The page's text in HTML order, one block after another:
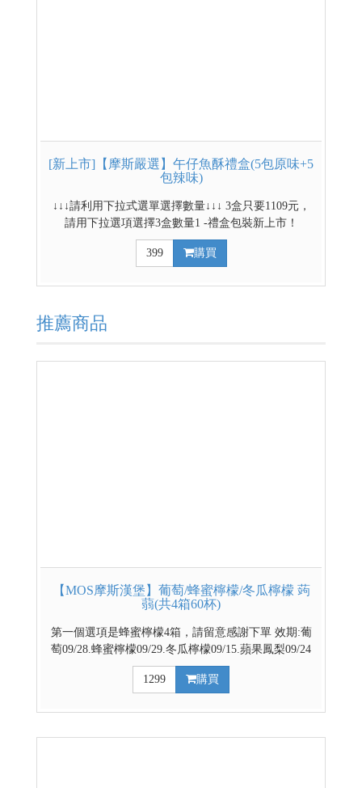
[新上市]【摩斯嚴選】午仔魚酥禮盒(5包原味+5
包辣味)
↓↓↓請利用下拉式選單選擇數量↓↓↓ 3盒只要1109元，
請用下拉選項選擇3盒數量1 -禮盒包裝新上市！
-20g*10包/盒(辣味/原味 各五包) -小包裝易食易保存 -
台灣魚肉含肉率最高的魚餅乾(高達50%) -即拆即食，
399 購買
推薦商品
【MOS摩斯漢堡】葡萄/蜂蜜檸檬/冬瓜檸檬 蒟
蒻(共4箱60杯)
第一個選項是蜂蜜檸檬4箱，請留意感謝下單 效期:葡
萄09/28.蜂蜜檸檬09/29.冬瓜檸檬09/15.蘋果鳳梨09/24
官方網路商城 部分優惠與門市不同步，請依賣場實際
公告優惠為主 台灣代表著名水果 餐後解膩好幫手 越
1299 購買